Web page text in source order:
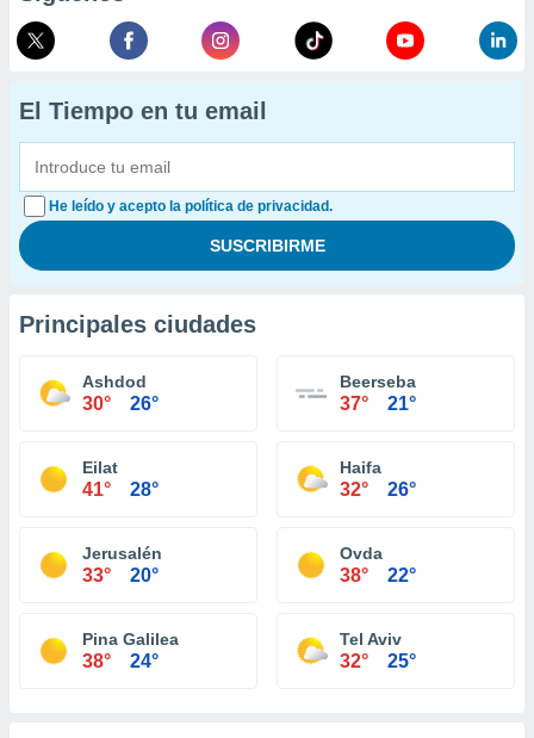
El Tiempo en tu email
He leído y acepto la política de privacidad.
Principales ciudades
Ashdod
30° 26°
Beerseba
37° 21°
Eilat
41° 28°
Haifa
32° 26°
Jerusalén
33° 20°
Ovda
38° 22°
Pina Galilea
38° 24°
Tel Aviv
32° 25°